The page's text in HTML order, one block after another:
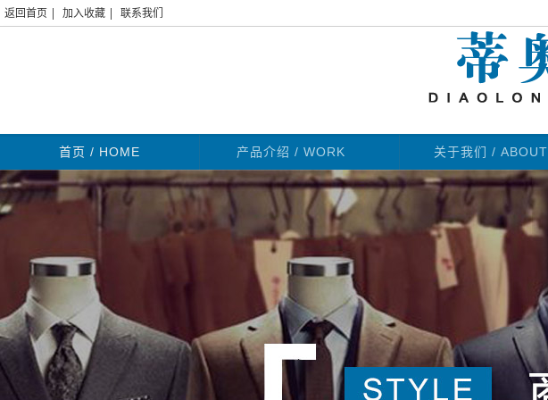
返回首页 加入收藏 联系我们
首页 / HOME 产品介绍 / WORK 关于我们 / ABOUT